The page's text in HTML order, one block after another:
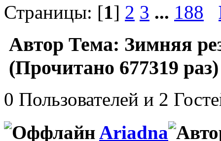
Страницы: [1] 2 3 ... 188
Автор Тема: Зимняя
(Прочитано 677319 раз)
0 Пользователей и 2
Ariadna